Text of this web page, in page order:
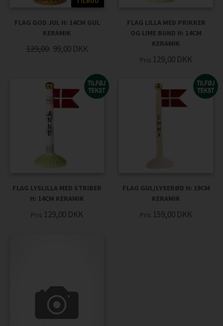
FLAG GOD JUL H: 14CM GUL
KERAMIK
129,00 99,00 DKK
FLAG LILLA MED PRIKKER
OG LIME BUND H: 14CM
KERAMIK
Pris 129,00 DKK
FLAG LYSLILLA MED STRIBER
H: 14CM KERAMIK
Pris 129,00 DKK
FLAG GUL/LYSERØD H: 19CM
KERAMIK
Pris 159,00 DKK